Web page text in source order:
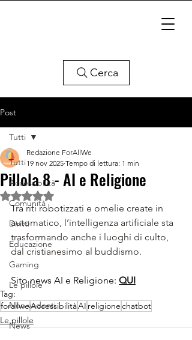
Cerca
Post
Tutti
Accessibilità
Comunità
Diritti
Educazione
Gaming
Le pillole
Non vedenti
News
Tutti
Pillola 8 - AI e Religione
Redazione ForAllWe
19 nov 2025 Tempo di lettura: 1 min
Valutazione NaN stelle su 5.
Tra riti robotizzati e omelie create in
automatico, l’intelligenza artificiale sta
trasformando anche i luoghi di culto,
dal cristianesimo al buddismo.
Sito news AI e Religione: QUI
Tag:
forallweAccessibilitàAI religionechatbot
Le pillole